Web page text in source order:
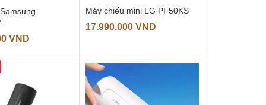
VND
Máy chiếu mini LG PF50KS
17.990.000VND